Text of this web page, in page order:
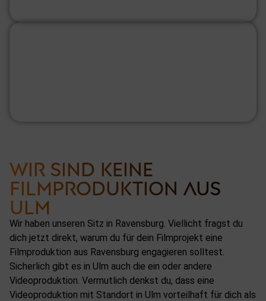
WIR SIND KEINE
FILMPRODUKTION AUS
ULM
Wir haben unseren Sitz in Ravensburg. Viellicht fragst du
dich jetzt direkt, warum du für dein Filmprojekt eine
Filmproduktion aus Ravensburg engagieren solltest.
Sicherlich gibt es in Ulm auch die ein oder andere
Videoproduktion. Vermutlich denkst du, dass eine
Videoproduktion mit Standort in Ulm vorteilhaft für dich als